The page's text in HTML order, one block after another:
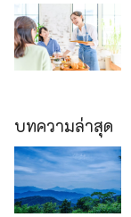
บทความล่าสุด